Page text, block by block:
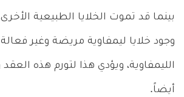
بينما قد تموت الخلايا الطبيعية
وجود خلايا ليمفاوية مريضة وغير
الليمفاوية، ويؤدي هذا لتورم هذه
أيضاً.